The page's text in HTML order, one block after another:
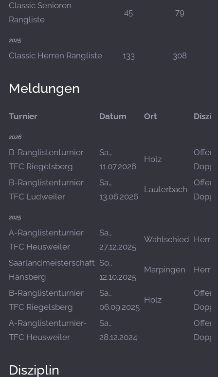
Classic Senioren
Rangliste
45 79
2025
Classic Herren Rangliste 133 308
Meldungen
Turnier Datum Ort
2026
B-Ranglistenturnier
TFC Riegelsberg
Sa.,
11.07.2026
Holz
B-Ranglistenturnier
TFC Ludweiler
Sa.,
13.06.2026
Lauterbach
2025
A-Ranglistenturnier
TFC Heusweiler
Sa.,
27.12.2025
Wahlschied
Saarlandmeisterschaft
Hansberg
So.,
12.10.2025
Marpingen
B-Ranglistenturnier
TFC Riegelsberg
Sa.,
06.09.2025
Holz
A-Ranglistenturnier-
TFC Heusweiler
Sa.,
28.12.2024
Disziplin